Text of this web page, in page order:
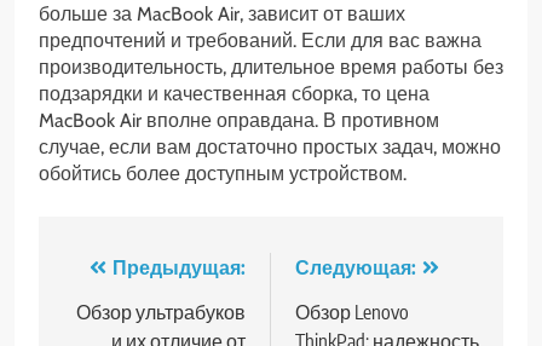
больше за MacBook Air, зависит от ваших
предпочтений и требований. Если для вас важна
производительность, длительное время работы без
подзарядки и качественная сборка, то цена
MacBook Air вполне оправдана. В противном
случае, если вам достаточно простых задач, можно
обойтись более доступным устройством.
Навигация
по
Предыдущая:
Обзор ультрабуков
и их отличие от
Следующая:
Обзор Lenovo
ThinkPad: надежность